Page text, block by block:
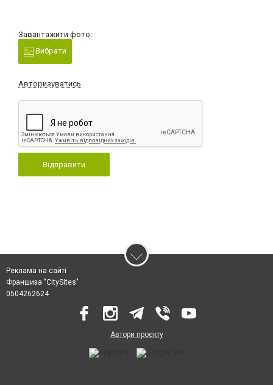
Завантажити фото:
Вибрати
Авторизуватись
Відправити
Реклама на сайті
Франшиза "CitySites"
0504262624
Автори проєкту